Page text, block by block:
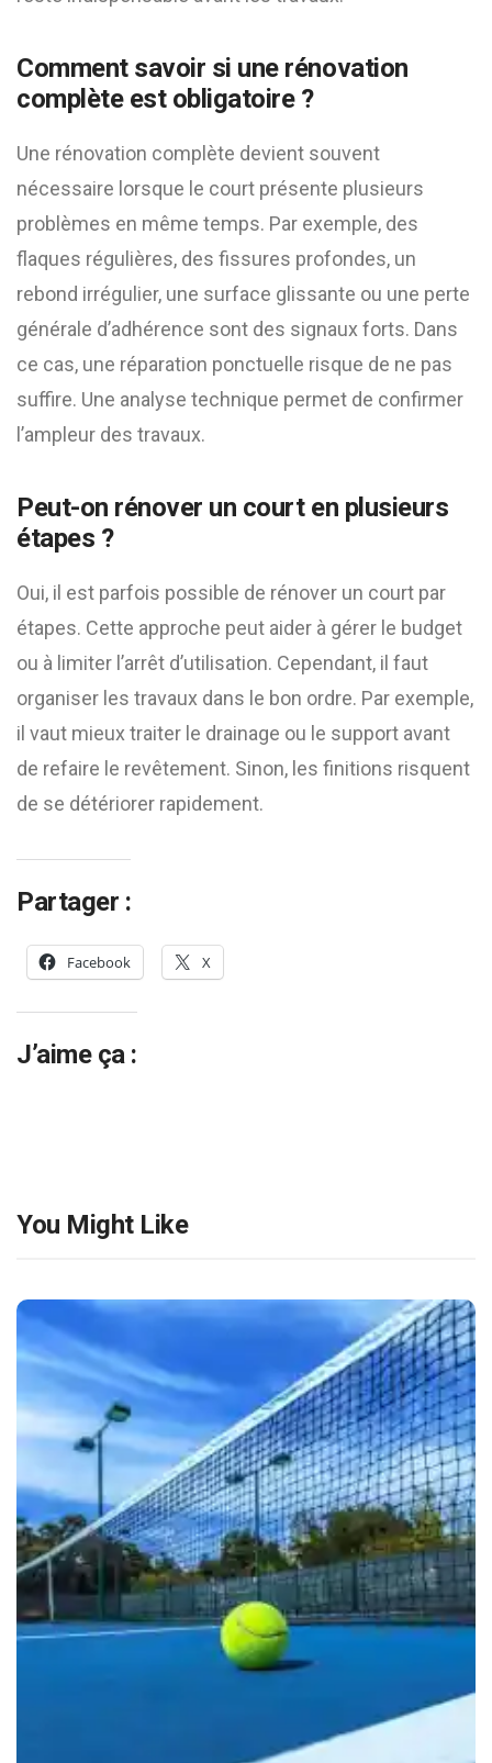
Comment savoir si une rénovation
complète est obligatoire ?
Une rénovation complète devient souvent
nécessaire lorsque le court présente plusieurs
problèmes en même temps. Par exemple, des
flaques régulières, des fissures profondes, un
rebond irrégulier, une surface glissante ou une perte
générale d’adhérence sont des signaux forts. Dans
ce cas, une réparation ponctuelle risque de ne pas
suffire. Une analyse technique permet de confirmer
l’ampleur des travaux.
Peut-on rénover un court en plusieurs
étapes ?
Oui, il est parfois possible de rénover un court par
étapes. Cette approche peut aider à gérer le budget
ou à limiter l’arrêt d’utilisation. Cependant, il faut
organiser les travaux dans le bon ordre. Par exemple,
il vaut mieux traiter le drainage ou le support avant
de refaire le revêtement. Sinon, les finitions risquent
de se détériorer rapidement.
Partager :
Facebook X
J’aime ça :
You Might Like